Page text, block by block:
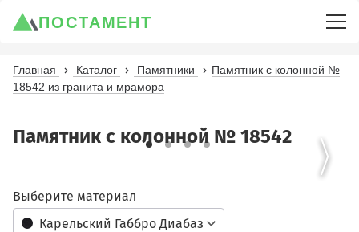
ПОСТАМЕНТ
Главная Каталог Памятники
Памятник с колонной №
18542 из гранита и мрамора
Памятник с колонной № 18542
Карельский Габбро Диабаз
Выберите материал